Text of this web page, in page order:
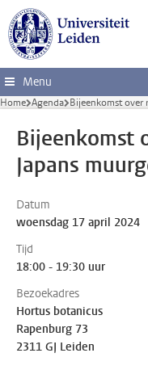
Ga direct naar de inhoud
Menu
Home Agenda Bijeenkomst over
Bijeenkomst
Japans
Datum
woensdag 17 april 2024
Tijd
18:00 - 19:30 uur
Bezoekadres
Hortus botanicus
Rapenburg 73
2311 GJ Leiden